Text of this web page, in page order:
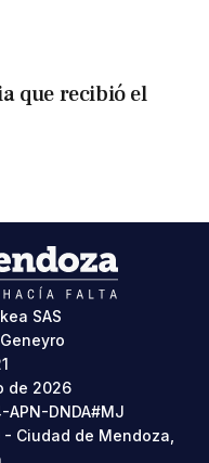
que recibió el
SAS
de 2026
DNDA#MJ
Ciudad de Mendoza,